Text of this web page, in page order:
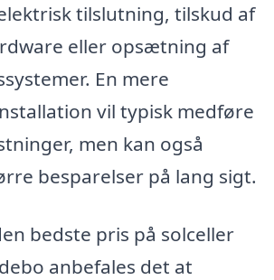
tilslutning, tilskud af
eller opsætning af
En mere
vil typisk medføre
men kan også
besparelser på lang sigt.
bedste pris på solceller
anbefales det at